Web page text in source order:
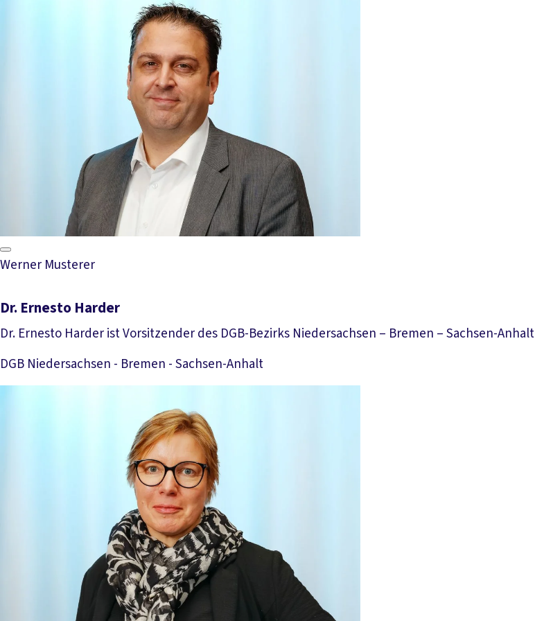
Werner Musterer
Dr. Ernesto Harder
Dr. Ernesto Harder ist Vorsitzender des DGB-Bezirks Niedersachsen – Bremen – Sachsen-Anhalt
DGB Niedersachsen - Bremen - Sachsen-Anhalt